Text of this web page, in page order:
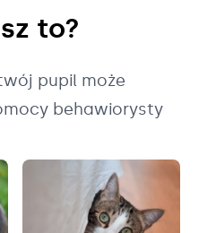
to?
pupil może
behawiorysty